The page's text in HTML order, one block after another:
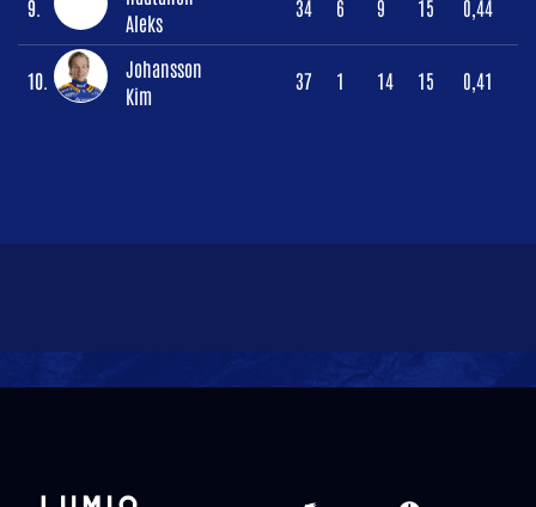
9.
Aleks
34 6 9 15 0,44
10.
Johansson
Kim
37 1 14 15 0,41